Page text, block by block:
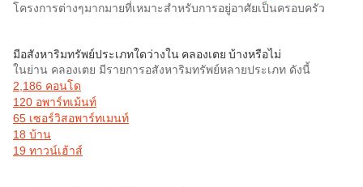
โครงการต่างๆมากมายที่เหมาะสำหรับการอยู่อาศัยเป็นครอบครัว
มีอสังหาริมทรัพย์ประเภทใดว่างใน คลองเตย บ้างหรือไม่
ในย่าน คลองเตย มีรายการอสังหาริมทรัพย์หลายประเภท ดังนี้
2,186 คอนโด
120 อพาร์ทเม้นท์
65 เซอร์วิสอพาร์ทเมนท์
18 บ้าน
19 ทาวน์เฮ้าส์